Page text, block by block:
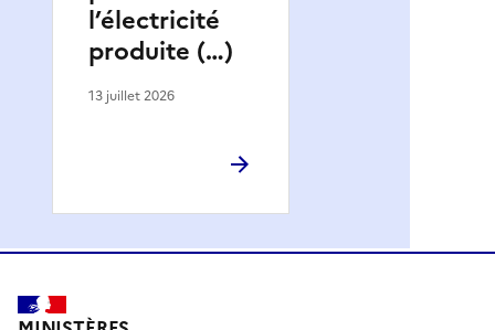
l’électricité
produite (…)
13 juillet 2026